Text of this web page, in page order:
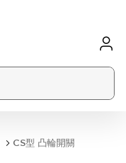
CS型 凸輪開關